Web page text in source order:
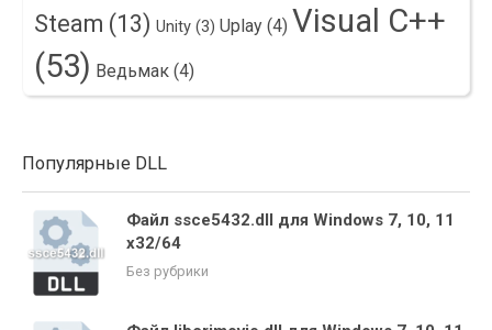
Steam (13) Unity (3) Uplay (4) Visual C++
(53) Ведьмак (4)
Популярные DLL
Файл ssce5432.dll для Windows 7, 10, 11
x32/64
Без рубрики